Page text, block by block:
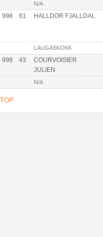
N/A
998 61 HALLDOR FJALLDAL
LAUGASKOKK
998 43
COURVOISIER
JULIEN
N/A
TOP